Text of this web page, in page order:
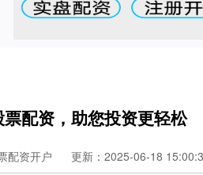
配资，助您投资更轻松
配资开户 更新：2025-06-18